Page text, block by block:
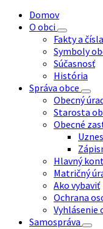
Domov
O obci
Fakty a čísla
Symboly
Súčasnosť
História
Správa obce
Obecný
Starosta
Obecné
Hlavný
Matričný
Ako vybaviť
Ochrana
Samospráva